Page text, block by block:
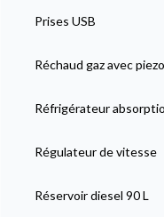
Prises USB
Réchaud gaz avec piezo
Réfrigérateur
Régulateur de vitesse
Réservoir diesel 90 L